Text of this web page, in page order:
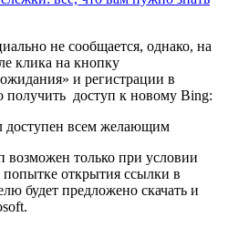
не сообщается, однако, на
клика на кнопку
и регистрации в
доступ к новому Bing:
только при условии
попытке открытия ссылки в
будет предложено скачать и